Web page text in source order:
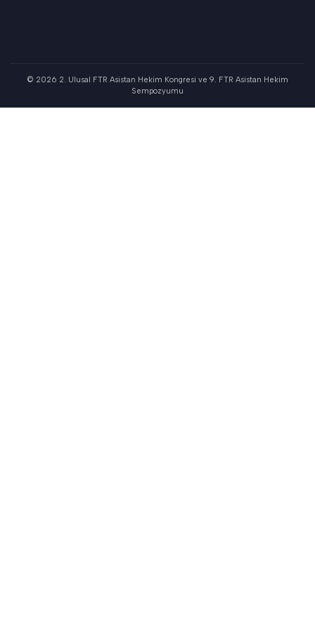
© 2026 2. Ulusal FTR Asistan Hekim Kongresi ve 9. FTR Asistan Hekim
Sempozyumu